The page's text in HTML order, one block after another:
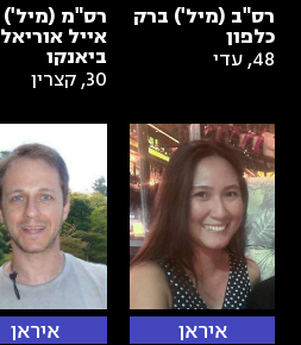
רס"ב (מיל') ברק
כלפון
48
,עדי
רס"מ (מיל')
אייל אוריאל
ביאנקו
30
,קצרין
איראן איראן